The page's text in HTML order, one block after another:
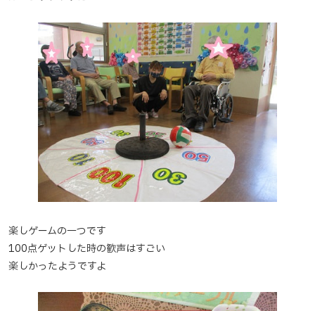
楽しゲームの一つです
100点ゲットした時の歓声はすごい
楽しかったようですよ